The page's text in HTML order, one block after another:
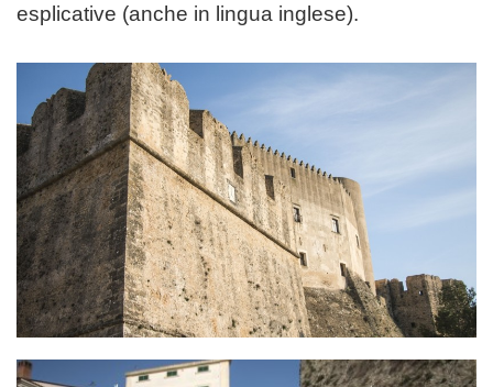
esplicative (anche in lingua inglese).